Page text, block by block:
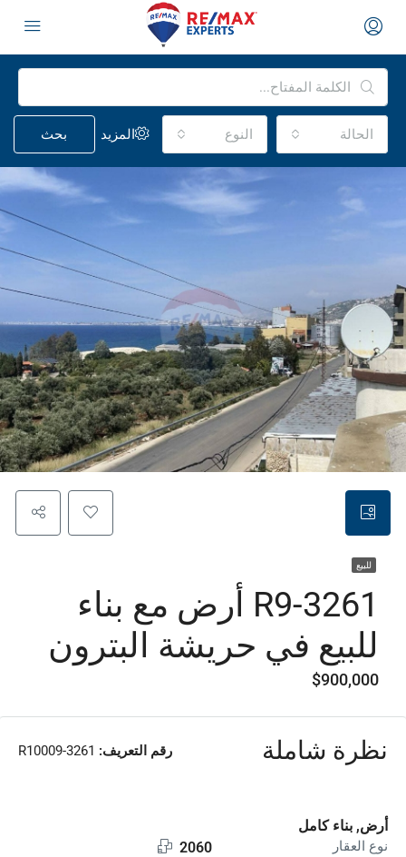
الحالة النوع المزيد بحث
للبيع
R9-3261 أرض مع بناء
للبيع في حريشة البترون
$900,000
نظرة شاملة رقم التعريف:
أرض, بناء كامل
نوع العقار 2060